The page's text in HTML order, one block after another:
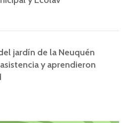
jardín de la Neuquén
y aprendieron